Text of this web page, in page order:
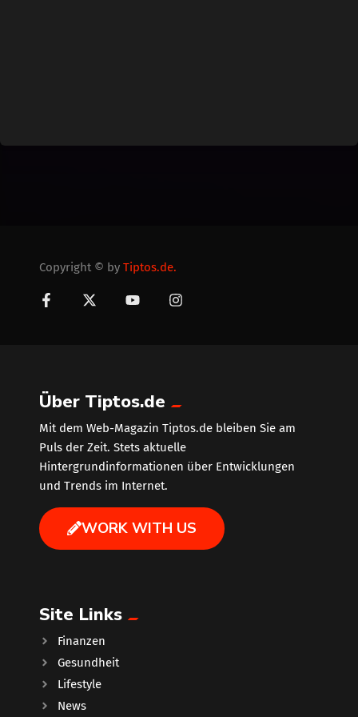
Copyright © by Tiptos.de.
Über Tiptos.de
Mit dem Web-Magazin Tiptos.de bleiben Sie am
Puls der Zeit. Stets aktuelle
Hintergrundinformationen über Entwicklungen
und Trends im Internet.
WORK WITH US
Site Links
Finanzen
Gesundheit
Lifestyle
News